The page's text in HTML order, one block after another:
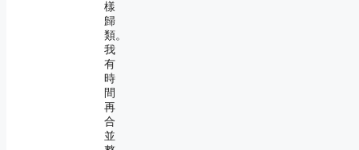
樣
歸
類。
我
有
時
間
再
合
並